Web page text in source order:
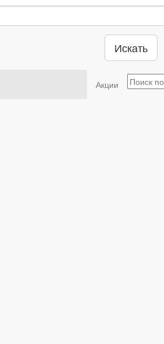
Искать
Акции